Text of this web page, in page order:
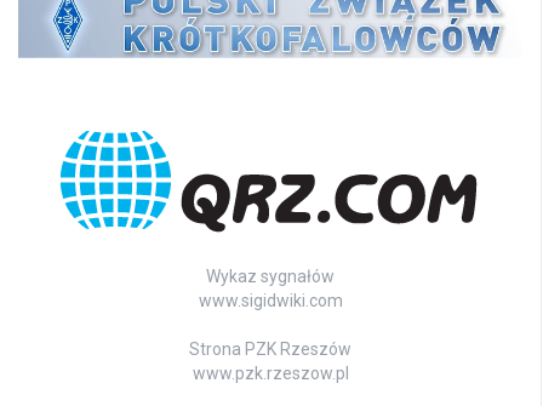
Wykaz sygnałów
www.sigidwiki.com
Strona PZK Rzeszów
www.pzk.rzeszow.pl